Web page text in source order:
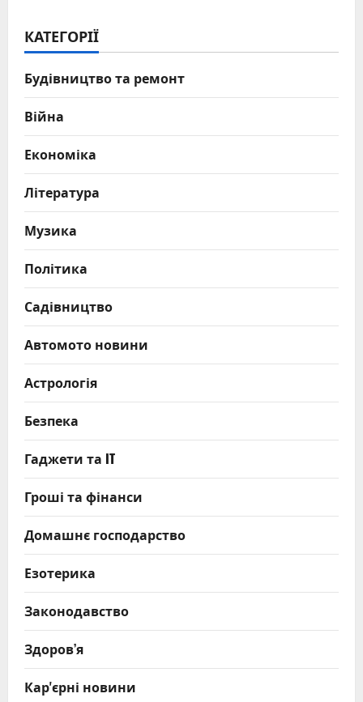
КАТЕГОРІЇ
Будівництво та ремонт
Війна
Економіка
Література
Музика
Політика
Садівництво
Автомото новини
Астрологія
Безпека
Гаджети та IT
Гроші та фінанси
Домашнє господарство
Езотерика
Законодавство
Здоров’я
Кар'єрні новини